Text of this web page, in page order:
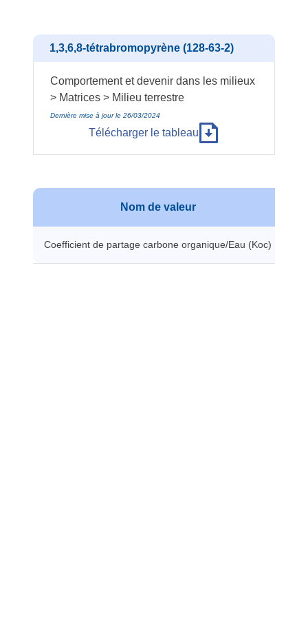
1,3,6,8-tétrabromopyrène (128-63-2)
Comportement et devenir dans les milieux
> Matrices > Milieu terrestre
Dernière mise à jour le 26/03/2024
Télécharger le tableau
Nom de valeur
Coefficient de partage carbone organique/Eau (Koc)